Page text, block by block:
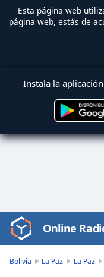
Esta página web
página web, estás de
Instala la
Video
Player
Online
Bolivia La Paz La Paz